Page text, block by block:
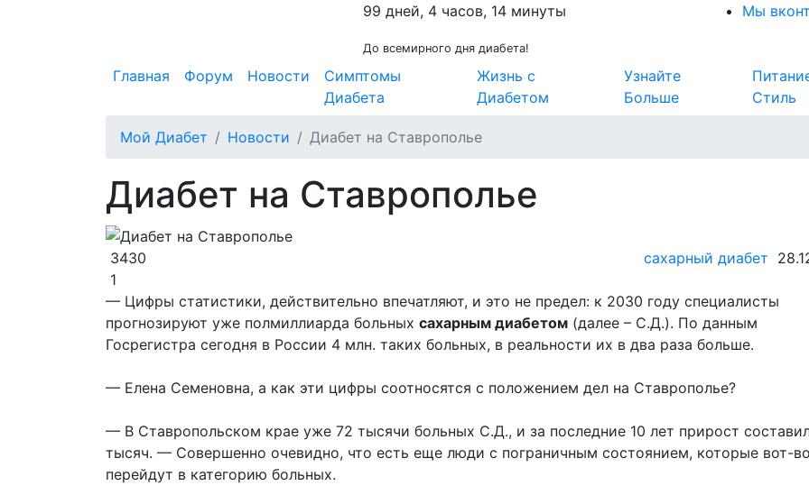
99 дней, 4 часов, 14 минуты
До всемирного дня диабета!
Мы
Главная Форум Новости
Симптомы
Диабета
Жизнь с
Диабетом
Узнайте
Больше
Стиль
Мой Диабет Новости Диабет на Ставрополье
Диабет на Ставрополье
3430
1
сахарный диабет
— Цифры статистики, действительно впечатляют, и это не предел: к 2030 году специалисты
прогнозируют уже полмиллиарда больных сахарным диабетом (далее – С.Д.). По данным
Госрегистра сегодня в России 4 млн. таких больных, в реальности их в два раза больше.
— Елена Семеновна, а как эти цифры соотносятся с положением дел на Ставрополье?
— В Ставропольском крае уже 72 тысячи больных С.Д., и за последние 10 лет прирост
тысяч. — Совершенно очевидно, что есть еще люди с пограничным состоянием, которые вот-
перейдут в категорию больных.